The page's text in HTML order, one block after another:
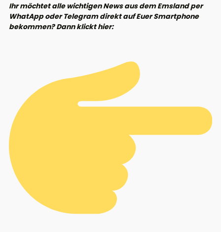
Ihr möchtet alle wichtigen News aus dem Emsland per
WhatApp oder Telegram direkt auf Euer Smartphone
bekommen? Dann klickt hier: